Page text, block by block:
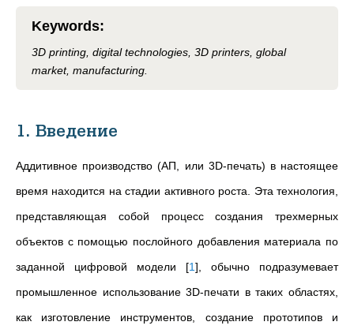
Keywords:
3D printing, digital technologies, 3D printers, global
market, manufacturing.
1. Введение
Аддитивное производство (АП, или 3D-печать) в настоящее
время находится на стадии активного роста. Эта технология,
представляющая собой процесс создания трехмерных
объектов с помощью послойного добавления материала по
заданной цифровой модели [1] , обычно подразумевает
промышленное использование 3D-печати в таких областях,
как изготовление инструментов, создание прототипов и